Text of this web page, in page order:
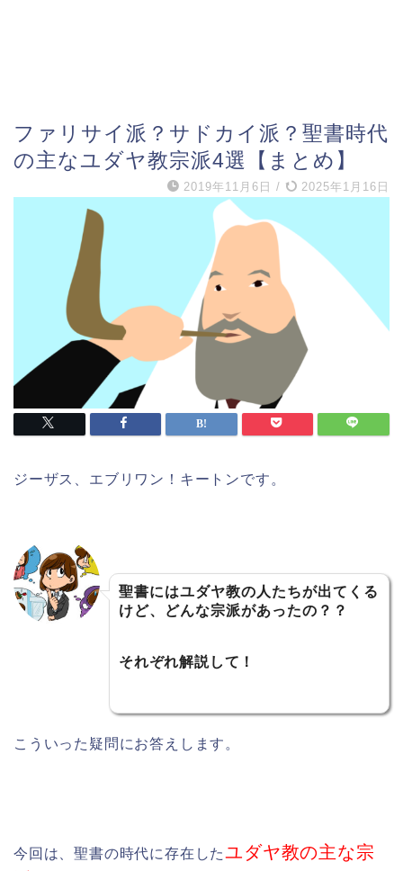
ファリサイ派？サドカイ派？聖書時代
の主なユダヤ教宗派4選【まとめ】
2019年11月6日 / 2025年1月16日
ジーザス、エブリワン！キートンです。
聖書にはユダヤ教の人たちが出てくる
けど、どんな宗派があったの？？
それぞれ解説して！
こういった疑問にお答えします。
今回は、聖書の時代に存在したユダヤ教の主な宗